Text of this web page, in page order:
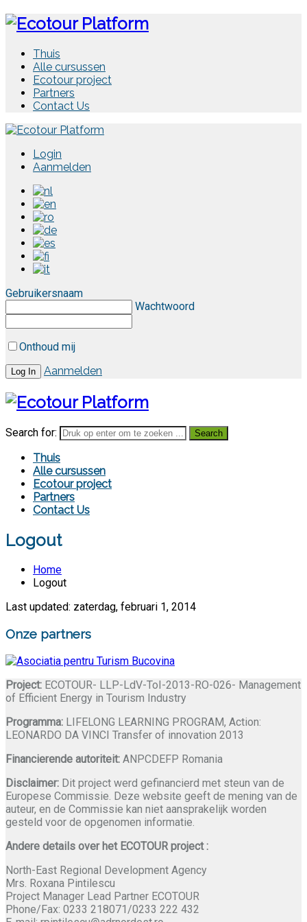
Thuis
Alle cursussen
Ecotour project
Partners
Contact Us
Login
Aanmelden
Gebruikersnaam
Wachtwoord
Onthoud mij
Aanmelden
Search for:
Thuis
Alle cursussen
Ecotour project
Partners
Contact Us
Logout
Home
Logout
Last updated: zaterdag, februari 1, 2014
Onze partners
Project: ECOTOUR- LLP-LdV-ToI-2013-RO-026- Management
of Efficient Energy in Tourism Industry
Programma: LIFELONG LEARNING PROGRAM, Action:
LEONARDO DA VINCI Transfer of innovation 2013
Financierende autoriteit: ANPCDEFP Romania
Disclaimer: Dit project werd gefinancierd met steun van de
Europese Commissie. Deze website geeft de mening van de
auteur, en de Commissie kan niet aansprakelijk worden
gesteld voor de opgenomen informatie.
Andere details over het ECOTOUR project :
North-East Regional Development Agency
Mrs. Roxana Pintilescu
Project Manager Lead Partner ECOTOUR
Phone/Fax: 0233 218071/0233 222 432